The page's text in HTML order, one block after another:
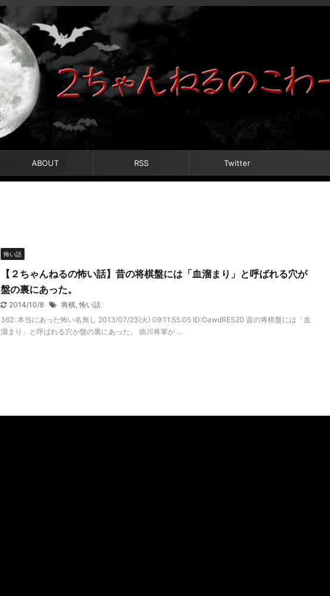
ABOUT RSS Twitter
怖い話
【２ちゃんねるの怖い話】昔の将棋盤には「血溜まり」と呼ばれる穴が
盤の裏にあった。
2014/10/8 将棋 怖い話
362: 本当にあった怖い名無し 2013/07/23(火) 09:11:55.05 ID:OawdRES20 昔の将棋盤には「血
溜まり」と呼ばれる穴が盤の裏にあった。 徳川将軍が ...